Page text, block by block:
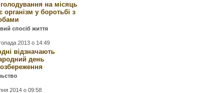
на місяць
організм у боротьбі з
спосіб життя
2013 о 14:49
відзначають
день
2014 о 09:58